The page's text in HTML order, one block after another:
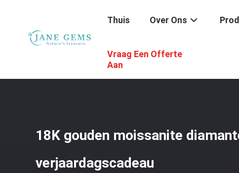
Thuis Over Ons
Vraag Een Offerte
Aan
Diamanten Juwelen / 18K Gouden
18K gouden moissanite
verjaardagscadeau